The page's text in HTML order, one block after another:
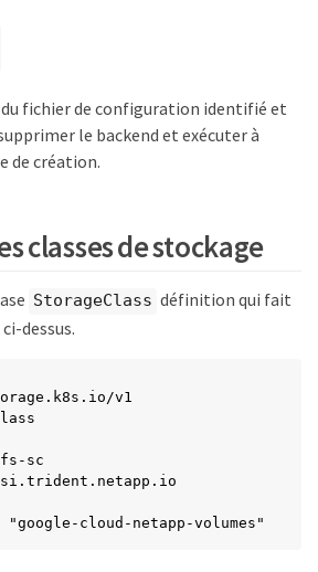
fichier de configuration identifié et
le backend et exécuter à
de création.
classes de stockage
StorageClass définition qui fait
dessus.
v1
sc
"google-cloud-netapp-volumes"